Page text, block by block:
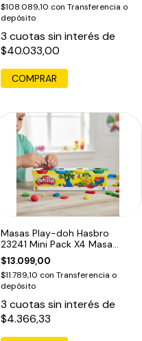
$108.089,10 con Transferencia o
depósito
3 cuotas sin interés de
$40.033,00
COMPRAR
Masas Play-doh Hasbro
23241 Mini Pack X4 Masa
Educando
$13.099,00
$11.789,10 con Transferencia o
depósito
3 cuotas sin interés de
$4.366,33